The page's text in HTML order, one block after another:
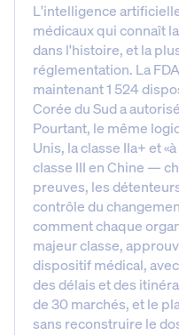
L'intelligence
médicaux qui connaît
dans l'histoire, et la
réglementation. La
maintenant 1 524
Corée du Sud a
Pourtant, le même
Unis, la classe IIa+ et
classe III en Chine —
preuves, les
contrôle du
comment chaque
majeur classe,
dispositif médical,
des délais et des
de 30 marchés, et le
sans reconstruire le